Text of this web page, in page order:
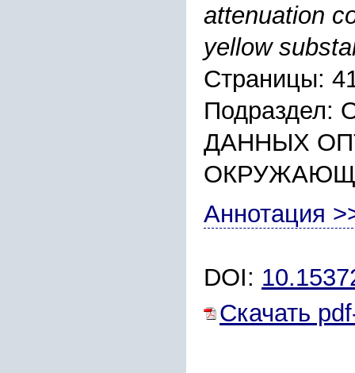
attenuation
yellow
Страницы:
ДАННЫХ
Аннотация
DOI:
Скачать